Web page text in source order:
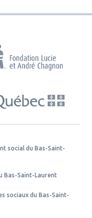
social du Bas-Saint-
Bas-Saint-Laurent
sociaux du Bas-Saint-